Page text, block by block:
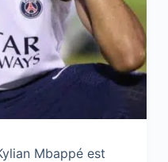
Mbappé est